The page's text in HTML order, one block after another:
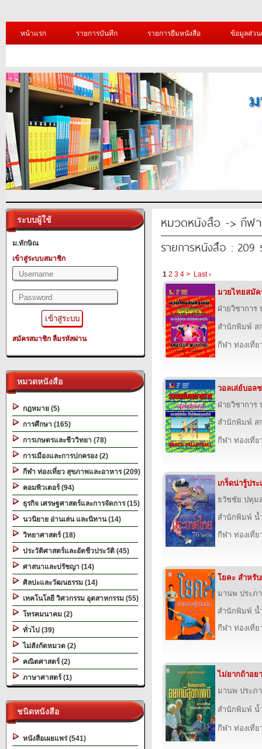
หน้าแรก รายการบันทึก รายการยืมหนังสือ ข้อมูลส่ว
ระบบผู้ใช้
ม.ทักษิณ
เข้าสู่ระบบสมาชิก
สมัครสมาชิก ลืมรหัสผ่าน
หมวดหนังสือ
กฎหมาย (5)
การศึกษา (165)
การเกษตรและชีววิทยา (78)
การเมืองและการปกครอง (2)
กีฬา ท่องเที่ยว สุขภาพและอาหาร (209)
คอมพิวเตอร์ (94)
ธุรกิจ เศรษฐศาสตร์และการจัดการ (15)
นวนิยาย อ่านเล่น และนิทาน (14)
วิทยาศาสตร์ (18)
ประวัติศาสตร์และอัตชีวประวัติ (45)
ศาสนาและปรัชญา (14)
ศิลปะและวัฒนธรรม (14)
เทคโนโลยี วิศวกรรม อุตสาหกรรม (55)
โทรคมนาคม (2)
ทั่วไป (39)
ไม่สังกัดหมวด (2)
คณิตศาสตร์ (2)
ภาษาศาสตร์ (1)
ชนิดหนังสือ
หนังสือเผยแพร่ (541)
หมวดหนังสือ -> กีฬา
รายการหนังสือ : 209
1 2 3 4 > Last ›
มวยไทยสมัค
ฝ่ายวิชาการ
สำนักพิมพ์ ส
กีฬา ท่องเที่
วอลเล่ย์บอล
ฝ่ายวิชาการ
สำนักพิมพ์ ส
กีฬา ท่องเที่
เกร็ดน่ารู้ปร
ธวัชชัย ปทุม
สำนักพิมพ์ น้
กีฬา ท่องเที่
โยคะ สำหรั
มานพ ประภ
สำนักพิมพ์ น้
กีฬา ท่องเที่
ไม่ยากถ้าอย
มานพ ประภ
สำนักพิมพ์ น้
กีฬา ท่องเที่